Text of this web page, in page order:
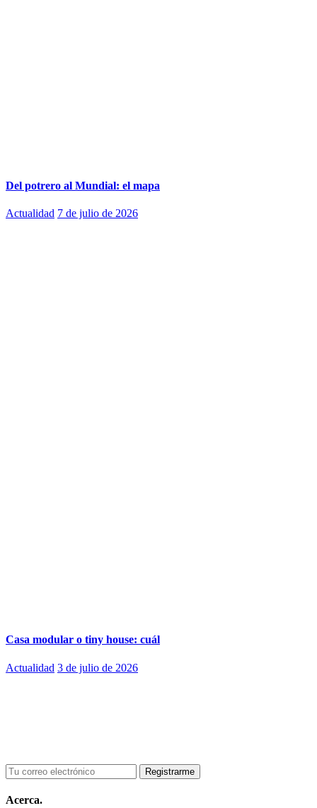
Del potrero al Mundial: el mapa
Actualidad 7 de julio de 2026
Casa modular o tiny house: cuál
Actualidad 3 de julio de 2026
Acerca.